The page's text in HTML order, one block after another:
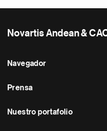
Novartis Andean &
Navegador
Prensa
Nuestro portafolio